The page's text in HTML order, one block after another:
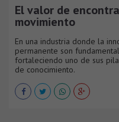
El valor de
movimiento
En una industria donde la
permanente son
fortaleciendo uno de sus
de conocimiento.